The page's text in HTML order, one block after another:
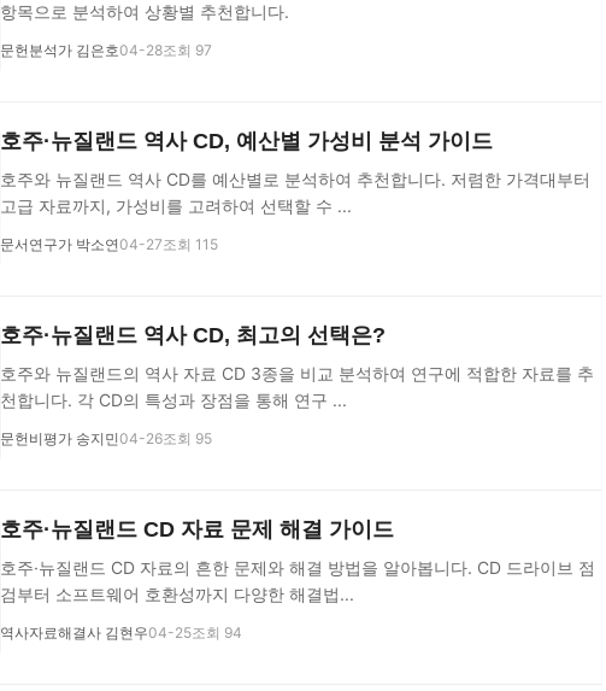
항목으로 분석하여 상황별 추천합니다.
문헌분석가 김은호04-28조회 97
호주·뉴질랜드 역사 CD, 예산별 가성비 분석 가이드
호주와 뉴질랜드 역사 CD를 예산별로 분석하여 추천합니다. 저렴한 가격대부터
고급 자료까지, 가성비를 고려하여 선택할 수 ...
문서연구가 박소연04-27조회 115
호주·뉴질랜드 역사 CD, 최고의 선택은?
호주와 뉴질랜드의 역사 자료 CD 3종을 비교 분석하여 연구에 적합한 자료를 추
천합니다. 각 CD의 특성과 장점을 통해 연구 ...
문헌비평가 송지민04-26조회 95
호주·뉴질랜드 CD 자료 문제 해결 가이드
호주·뉴질랜드 CD 자료의 흔한 문제와 해결 방법을 알아봅니다. CD 드라이브 점
검부터 소프트웨어 호환성까지 다양한 해결법...
역사자료해결사 김현우04-25조회 94